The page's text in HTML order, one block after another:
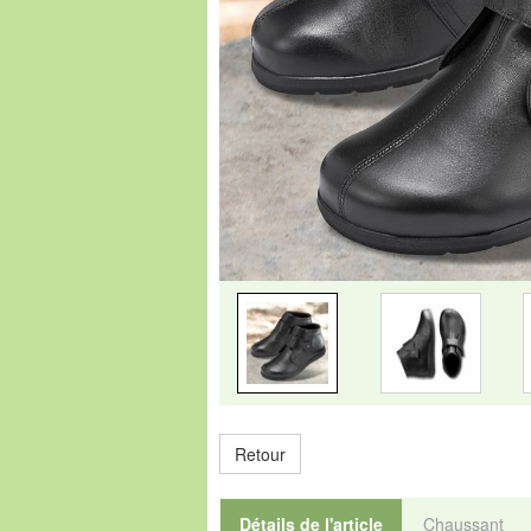
Retour
Détails de l'article Chaussant